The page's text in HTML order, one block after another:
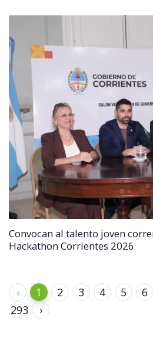
Convocan al talento joven
Hackathon Corrientes 2026
‹ 1 2 3 4 5 6
293
›